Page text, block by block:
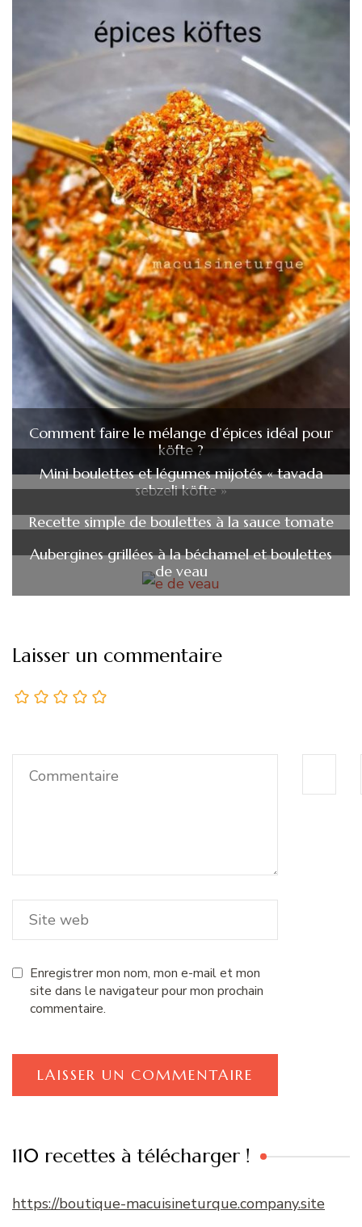
Comment faire le mélange d’épices idéal pour
köfte ?
Mini boulettes et légumes mijotés « tavada
sebzeli köfte »
Recette simple de boulettes à la sauce tomate
Aubergines grillées à la béchamel et boulettes
de veau
Laisser un commentaire
Enregistrer mon nom, mon e-mail et mon
site dans le navigateur pour mon prochain
commentaire.
110 recettes à télécharger !
https://boutique-macuisineturque.company.site